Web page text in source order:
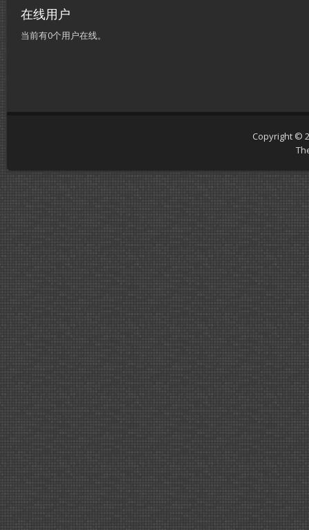
在线用户
当前有0个用户在线。
Copyright ©